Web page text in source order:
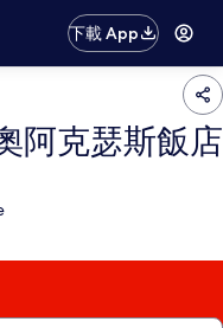
下載 App
阿克瑟斯飯店